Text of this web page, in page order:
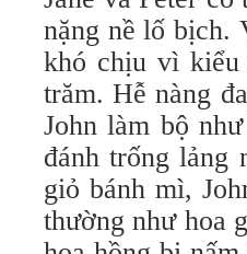
nặng nề lố bịch.
khó chịu vì kiểu
trăm. Hễ nàng
John làm bộ
đánh trống lảng
giỏ bánh mì,
thường như hoa